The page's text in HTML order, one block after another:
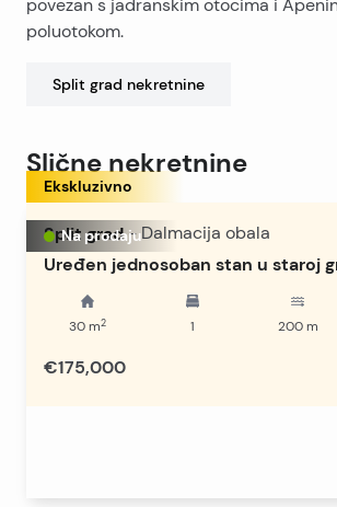
povezan s jadranskim otocima i
poluotokom.
Split grad nekretnine
Slične nekretnine
Na prodaju
Ekskluzivno
Split grad - Dalmacija obala
Uređen jednosoban stan u staroj
30 m2 1 200m
€175,000